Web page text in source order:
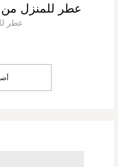
عطر للمنزل
عطر